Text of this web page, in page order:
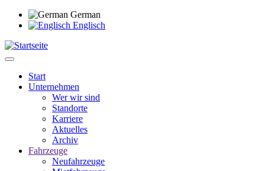
Direkt
zum
German
Englisch
Main
Start
Unternehmen
Wer wir sind
Standorte
Karriere
Aktuelles
Archiv
Fahrzeuge
Neufahrzeuge